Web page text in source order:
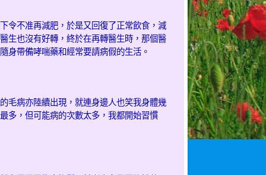
令不准再減肥，於是又回復了正常飲食，減
生也沒有好轉，終於在再轉醫生時，那個醫
身帶備哮喘藥和經常要請病假的生活。
毛病亦陸續出現，就連身邊人也笑我身體幾
多，但可能病的次數太多，我都開始習慣